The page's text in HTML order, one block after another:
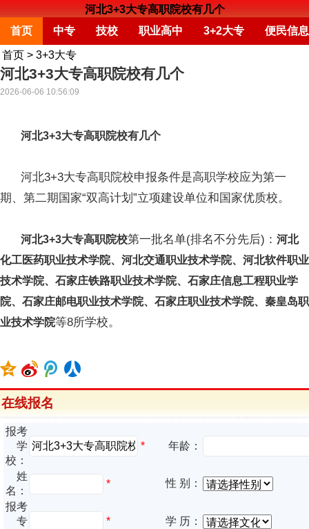
河北3+3大专高职院校有几个
首页
中专 技校 职业高中 3+2大专 便民信息
首页 > 3+3大专
河北3+3大专高职院校有几个
2026-06-06 10:56:09
河北3+3大专高职院校有几个
河北3+3大专高职院校申报条件是高职学校应为第一
期、第二期国家“双高计划”立项建设单位和国家优质校。
河北3+3大专高职院校第一批名单(排名不分先后)： 河北
化工医药职业技术学院、河北交通职业技术学院、河北软件职业
技术学院、石家庄铁路职业技术学院、石家庄信息工程职业学
院、石家庄邮电职业技术学院、石家庄职业技术学院、秦皇岛职
业技术学院等8所学校。
在线报名
报考
学
校：
* 年龄：
姓
名：
*
性 别：
报考
专
* 学 历：